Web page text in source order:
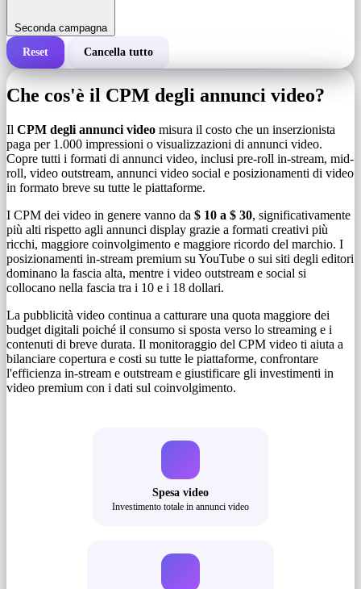
Seconda campagna
Costo totale di una campagna
Numero di impressioni
Reset Cancella tutto
Che cos'è il CPM degli annunci video?
Il CPM degli annunci video misura il costo che un inserzionista
paga per 1.000 impressioni o visualizzazioni di annunci video.
Copre tutti i formati di annunci video, inclusi pre-roll in-stream, mid-
roll, video outstream, annunci video social e posizionamenti di video
in formato breve su tutte le piattaforme.
I CPM dei video in genere vanno da $ 10 a $ 30, significativamente
più alti rispetto agli annunci display grazie a formati creativi più
ricchi, maggiore coinvolgimento e maggiore ricordo del marchio. I
posizionamenti in-stream premium su YouTube o sui siti degli editori
dominano la fascia alta, mentre i video outstream e social si
collocano nella fascia tra i 10 e i 18 dollari.
La pubblicità video continua a catturare una quota maggiore dei
budget digitali poiché il consumo si sposta verso lo streaming e i
contenuti di breve durata. Il monitoraggio del CPM video ti aiuta a
bilanciare copertura e costi su tutte le piattaforme, confrontare
l'efficienza in-stream e outstream e giustificare gli investimenti in
video premium con i dati sul coinvolgimento.
Spesa video
Investimento totale in annunci video